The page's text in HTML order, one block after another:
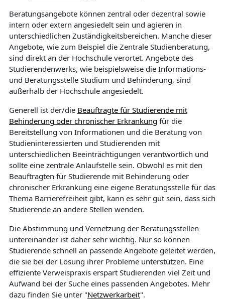
Beratungsangebote können zentral oder dezentral sowie
intern oder extern angesiedelt sein und agieren in
unterschiedlichen Zuständigkeitsbereichen. Manche dieser
Angebote, wie zum Beispiel die Zentrale Studienberatung,
sind direkt an der Hochschule verortet. Angebote des
Studierendenwerks, wie beispielsweise die Informations-
und Beratungsstelle Studium und Behinderung, sind
außerhalb der Hochschule angesiedelt.
Generell ist der/die Beauftragte für Studierende mit
Behinderung oder chronischer Erkrankung für die
Bereitstellung von Informationen und die Beratung von
Studieninteressierten und Studierenden mit
unterschiedlichen Beeinträchtigungen verantwortlich und
sollte eine zentrale Anlaufstelle sein. Obwohl es mit den
Beauftragten für Studierende mit Behinderung oder
chronischer Erkrankung eine eigene Beratungsstelle für das
Thema Barrierefreiheit gibt, kann es sehr gut sein, dass sich
Studierende an andere Stellen wenden.
Die Abstimmung und Vernetzung der Beratungsstellen
untereinander ist daher sehr wichtig. Nur so können
Studierende schnell an passende Angebote geleitet werden,
die sie bei der Lösung ihrer Probleme unterstützen. Eine
effiziente Verweispraxis erspart Studierenden viel Zeit und
Aufwand bei der Suche eines passenden Angebotes. Mehr
dazu finden Sie unter "Netzwerkarbeit".